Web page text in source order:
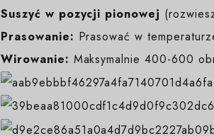
Suszyć w pozycji pionowej
Prasowanie: Prasować w
Wirowanie: Maksymalnie 400-600